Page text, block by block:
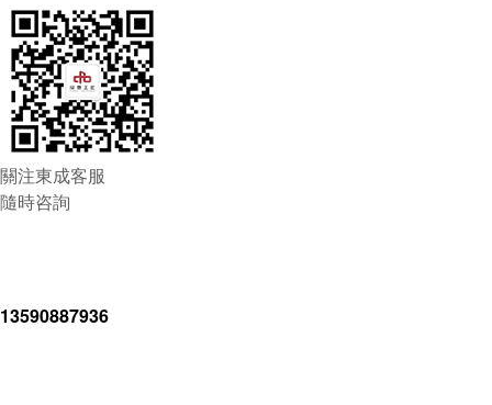
關注東成客服
隨時咨詢
13590887936